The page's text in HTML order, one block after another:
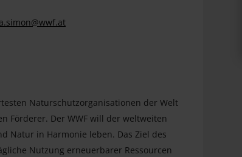
Naturschutzorganisationen der Welt
Förderer. Der WWF will der weltweiten
Natur in Harmonie leben. Das Ziel des
Nutzung erneuerbarer Ressourcen